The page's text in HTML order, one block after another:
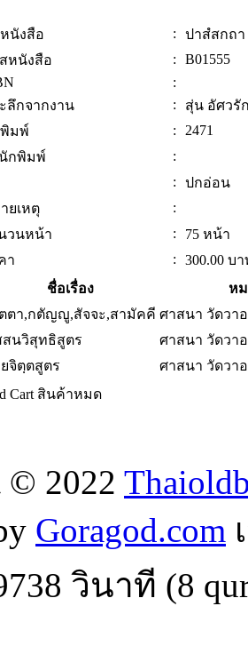
นังสือ :
ปาสํสกถา
หนังสือ
:
B01555
:
ลึกจากงาน
:
สุ่น อัศวรั
มพ์
:
2471
กพิมพ์
:
:
ปกอ่อน
ยเหตุ
:
วนหน้า
:
75 หน้า
า
: 300.00 บา
ชื่อเรื่อง
ห
ตา,กตัญญู,สัจจะ,สามัคคี ศาสนา วัดวา
นวิสุทธิสูตร
ศาสนา วัดวา
จิตฺตสูตร
ศาสนา วัดวา
Cart สินค้าหมด
© 2022
Goragod.com
วินาที (8